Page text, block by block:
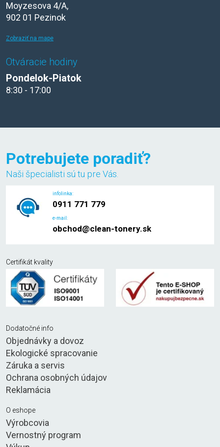
Moyzesova 4/A,
902 01 Pezinok
Zobraziť na mape
Otváracie hodiny
Pondelok-Piatok
8:30 - 17:00
Potrebujete poradiť?
Naši špecialisti sú tu pre Vás.
infolinka:
0911 771 779
e-mail:
obchod@clean-tonery.sk
Certifikát kvality
Dodatočné info
Objednávky a dovoz
Ekologické spracovanie
Záruka a servis
Ochrana osobných údajov
Reklamácia
O eshope
Výrobcovia
Vernostný program